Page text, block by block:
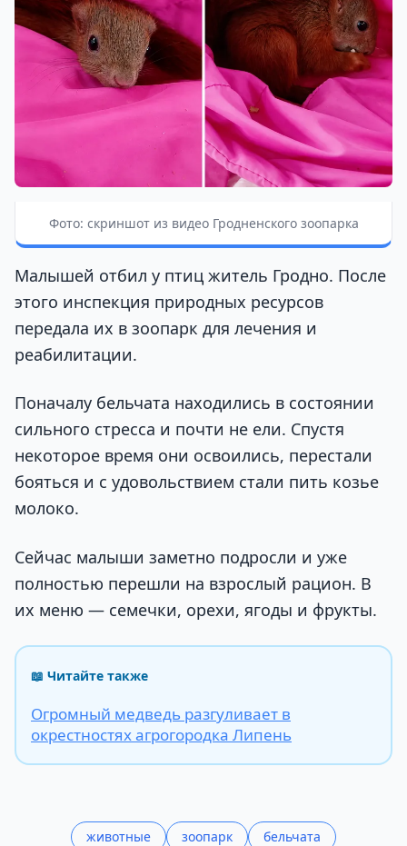
Фото: скриншот из видео Гродненского зоопарка
Малышей отбил у птиц житель Гродно. После
этого инспекция природных ресурсов
передала их в зоопарк для лечения и
реабилитации.
Поначалу бельчата находились в состоянии
сильного стресса и почти не ели. Спустя
некоторое время они освоились, перестали
бояться и с удовольствием стали пить козье
молоко.
Сейчас малыши заметно подросли и уже
полностью перешли на взрослый рацион. В
их меню — семечки, орехи, ягоды и фрукты.
📖 Читайте также
Огромный медведь разгуливает в
окрестностях агрогородка Липень
животные зоопарк
бельчата